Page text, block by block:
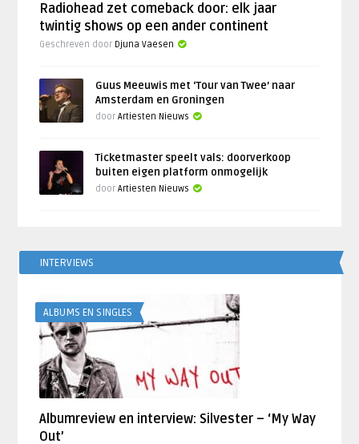
Radiohead zet comeback door: elk jaar
twintig shows op een ander continent
Geschreven door Djuna Vaesen
Guus Meeuwis met ‘Tour van Twee’ naar
Amsterdam en Groningen
doorArtiesten Nieuws
Ticketmaster speelt vals: doorverkoop
buiten eigen platform onmogelijk
doorArtiesten Nieuws
INTERVIEWS
ALBUMS EN SINGLES
Albumreview en interview: Silvester – ‘My Way
Out’